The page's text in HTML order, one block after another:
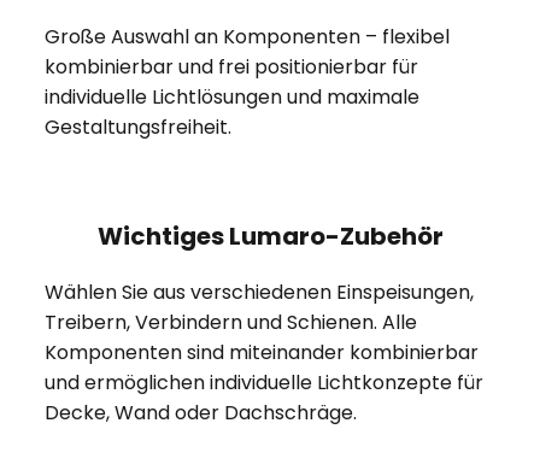
Große Auswahl an Komponenten – flexibel
kombinierbar und frei positionierbar für
individuelle Lichtlösungen und maximale
Gestaltungsfreiheit.
Wichtiges Lumaro-Zubehör
Wählen Sie aus verschiedenen Einspeisungen,
Treibern, Verbindern und Schienen. Alle
Komponenten sind miteinander kombinierbar
und ermöglichen individuelle Lichtkonzepte für
Decke, Wand oder Dachschräge.